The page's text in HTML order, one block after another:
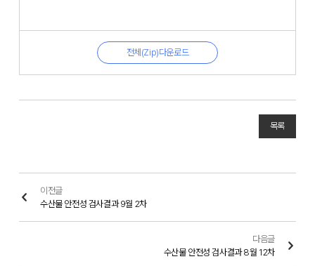
전체(Zip)다운로드
목록
이전글
수산물 안전성 검사결과 9월 2차
다음글
수산물 안전성 검사결과 8월 12차